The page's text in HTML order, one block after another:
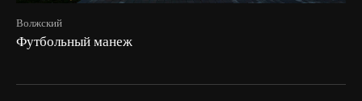
Волжский
Футбольный манеж